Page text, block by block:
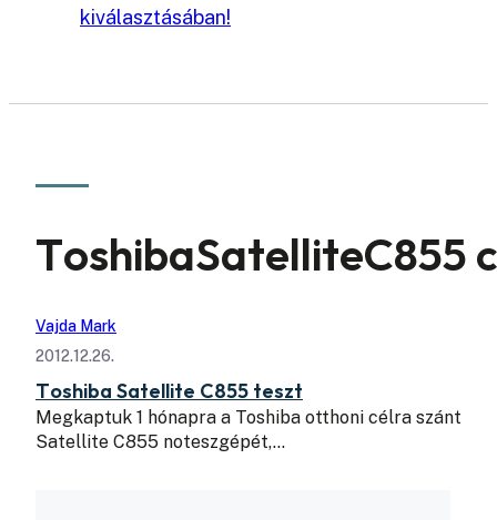
kiválasztásában!
ToshibaSatelliteC855
Vajda Mark
2012.12.26.
Toshiba Satellite C855 teszt
Megkaptuk 1 hónapra a Toshiba otthoni célra szánt
Satellite C855 noteszgépét,…